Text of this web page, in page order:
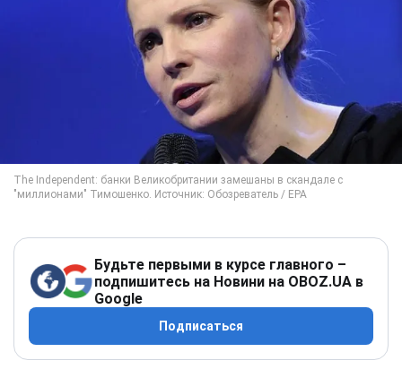
Будьте первыми в курсе главного –
подпишитесь на Новини на OBOZ.UA в
Google
Подписаться